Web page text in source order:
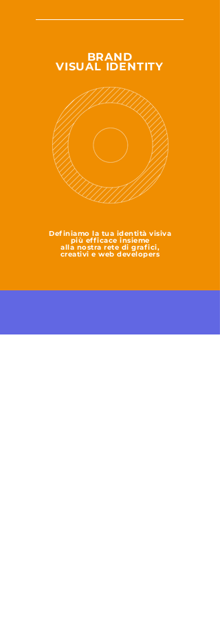
BRAND
VISUAL IDENTITY
Definiamo la tua identità visiva
più efficace insieme
alla nostra rete di grafici,
creativi e web developers